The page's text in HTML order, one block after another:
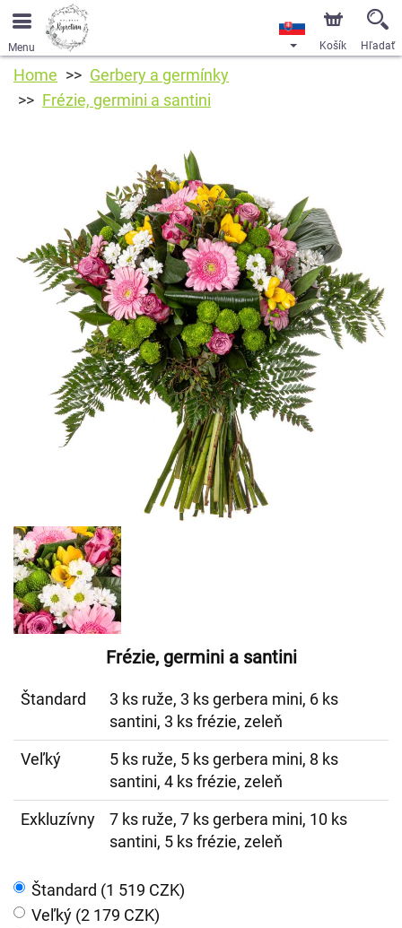
Menu Košík Hľadať
Home
Gerbery a germínky
Frézie, germini a santini
Frézie, germini a santini
Štandard
3 ks ruže, 3 ks gerbera mini, 6 ks
santini, 3 ks frézie, zeleň
Veľký
5 ks ruže, 5 ks gerbera mini, 8 ks
santini, 4 ks frézie, zeleň
Exkluzívny
7 ks ruže, 7 ks gerbera mini, 10 ks
santini, 5 ks frézie, zeleň
Štandard (1 519 CZK)
Veľký (2 179 CZK)